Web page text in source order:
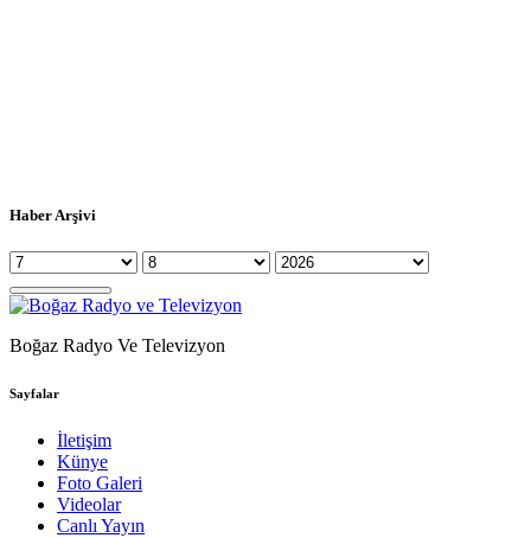
Haber Arşivi
Boğaz Radyo Ve Televizyon
Sayfalar
İletişim
Künye
Foto Galeri
Videolar
Canlı Yayın